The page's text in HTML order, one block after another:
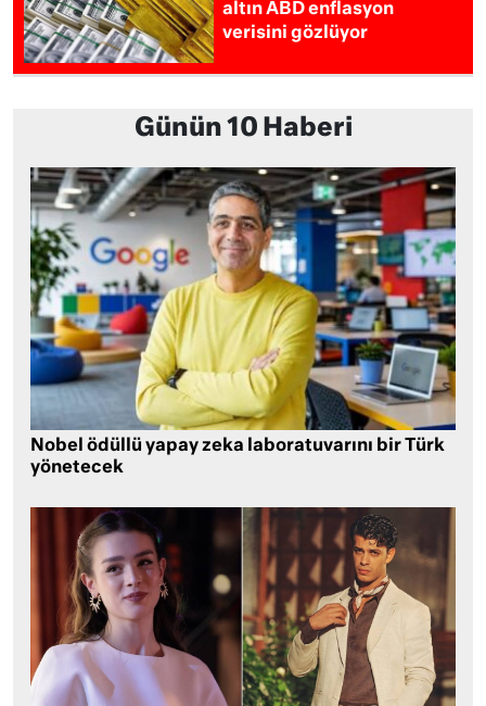
altın ABD enflasyon
verisini gözlüyor
Günün 10 Haberi
Nobel ödüllü yapay zeka laboratuvarını bir Türk
yönetecek